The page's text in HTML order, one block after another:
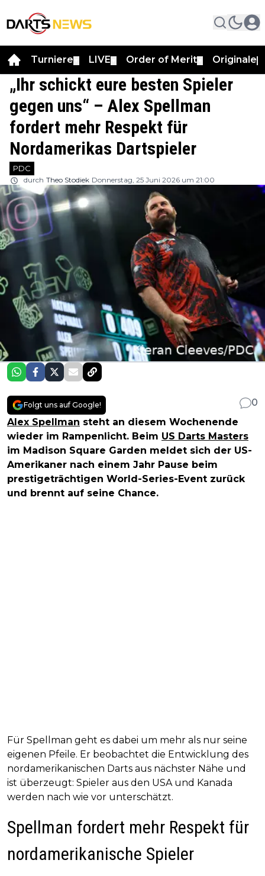
Turniere LIVE Order of Merit Originale
„Ihr schickt eure besten Spieler
gegen uns“ – Alex Spellman
fordert mehr Respekt für
Nordamerikas Dartspieler
PDC
durch Theo Stodiek Donnerstag, 25 Juni 2026 um 21:00
Folgt uns auf Google!
0
Alex Spellman steht an diesem Wochenende
wieder im Rampenlicht. Beim US Darts Masters
im Madison Square Garden meldet sich der US-
Amerikaner nach einem Jahr Pause beim
prestigeträchtigen World-Series-Event zurück
und brennt auf seine Chance.
Für Spellman geht es dabei um mehr als nur seine
eigenen Pfeile. Er beobachtet die Entwicklung des
nordamerikanischen Darts aus nächster Nähe und
ist überzeugt: Spieler aus den USA und Kanada
werden nach wie vor unterschätzt.
Spellman fordert mehr Respekt für
nordamerikanische Spieler